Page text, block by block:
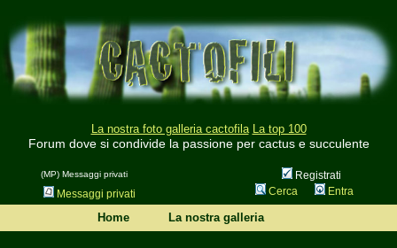
La nostra foto galleria cactofila La top 100
Forum dove si condivide la passione per cactus e succulente
(MP) Messaggi privati
Registrati
Messaggi privati
Cerca Entra
Home La nostra galleria